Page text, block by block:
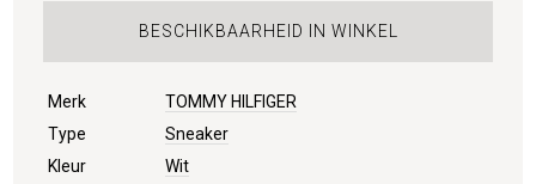
BESCHIKBAARHEID IN WINKEL
Merk
TOMMY HILFIGER
Type
Sneaker
Kleur
Wit